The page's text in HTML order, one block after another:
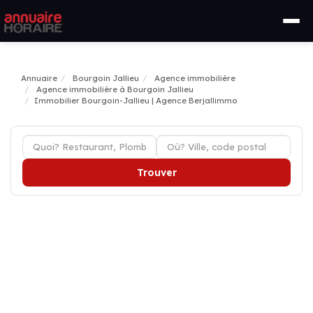
Annuaire Bourgoin Jallieu
Agence immobilière
Agence immobilière à Bourgoin Jallieu
Immobilier Bourgoin-Jallieu | Agence Berjallimmo
Trouver